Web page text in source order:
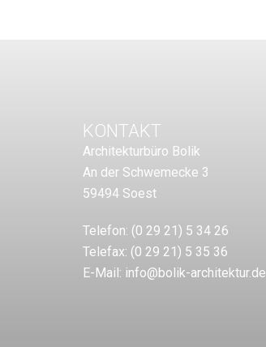
KONTAKT
Architekturbüro Bolik
An der Schwemecke 3
59494 Soest
Telefon: (0 29 21) 5 34 26
Telefax: (0 29 21) 5 35 36
E-Mail: info@bolik-architektur.de